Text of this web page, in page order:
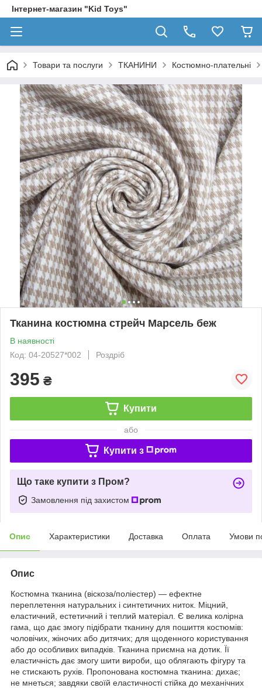
Інтернет-магазин "Kid Toys"
Товари та послуги ТКАНИНИ Костюмно-плательні
Тканина костюмна стрейч Марсель беж
В наявності
Код: 04-20527*002
Роздріб
395 ₴
Купити
або
Купити з
Що таке купити з Пром?
Замовлення під захистом
Опис Характеристики Доставка Оплата Умови
Опис
Костюмна тканина (віскоза/поліестер) — ефектне
переплетення натуральних і синтетичних ниток. Міцний,
еластичний, естетичний і теплий матеріал. Є велика колірна
гама, що дає змогу підібрати тканину для пошиття костюмів:
чоловічих, жіночих або дитячих; для щоденного користування
або до особливих випадків. Тканина приємна на дотик. Її
еластичність дає змогу шити вироби, що облягають фігуру та
не стискають рухів. Пропонована костюмна тканина: дихає;
не мнеться; завдяки своїй еластичності стійка до механічних